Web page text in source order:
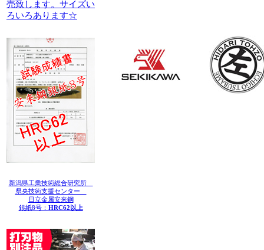
売致します。サイズい
ろいろあります☆
新潟県工業技術総合研究所
県央技術支援センター
日立金属安来鋼
銀紙8号： HRC62以上